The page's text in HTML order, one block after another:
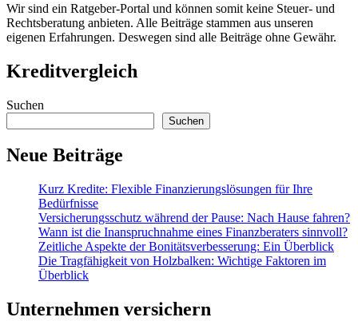
Wir sind ein Ratgeber-Portal und können somit keine Steuer- und
Rechtsberatung anbieten. Alle Beiträge stammen aus unseren
eigenen Erfahrungen. Deswegen sind alle Beiträge ohne Gewähr.
Kreditvergleich
Suchen
Suchen
Neue Beiträge
Kurz Kredite: Flexible Finanzierungslösungen für Ihre
Bedürfnisse
Versicherungsschutz während der Pause: Nach Hause fahren?
Wann ist die Inanspruchnahme eines Finanzberaters sinnvoll?
Zeitliche Aspekte der Bonitätsverbesserung: Ein Überblick
Die Tragfähigkeit von Holzbalken: Wichtige Faktoren im
Überblick
Unternehmen versichern